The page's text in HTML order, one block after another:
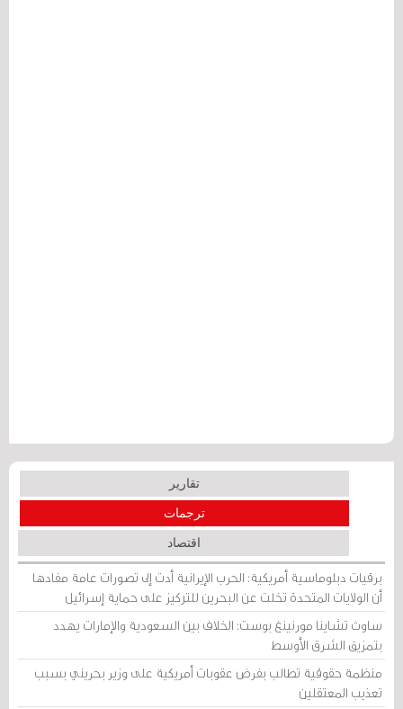
تقارير
ترجمات
اقتصاد
برقيات دبلوماسية أمريكية: الحرب الإيرانية أدت إلى تصورات عامة مفادها
أن الولايات المتحدة تخلت عن البحرين للتركيز على حماية إسرائيل
ساوث تشاينا مورنينغ بوست: الخلاف بين السعودية والإمارات يهدد
بتمزيق الشرق الأوسط
منظمة حقوقية تطالب بفرض عقوبات أمريكية على وزير بحريني بسبب
تعذيب المعتقلين